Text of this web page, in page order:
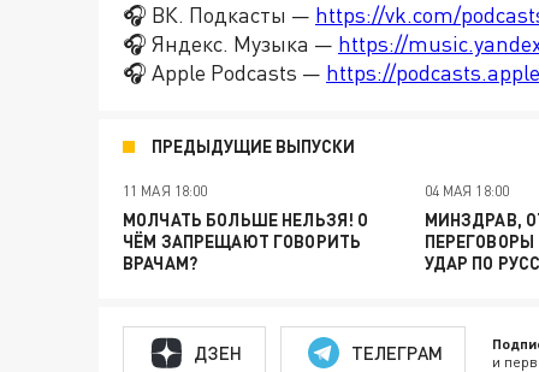
🎧 ВК. Подкасты — https://vk.com/
🎧 Яндекс. Музыка — https://
🎧 Apple Podcasts — https://
ПРЕДЫДУЩИЕ ВЫПУСКИ
11 МАЯ 18:00
МОЛЧАТЬ БОЛЬШЕ НЕЛЬЗЯ! О
ЧЁМ ЗАПРЕЩАЮТ ГОВОРИТЬ
ВРАЧАМ?
04 МАЯ 18:00
МИНЗДРАВ,
ПЕРЕГОВОРЫ
УДАР ПО
ДЗЕН ТЕЛЕГРАМ и